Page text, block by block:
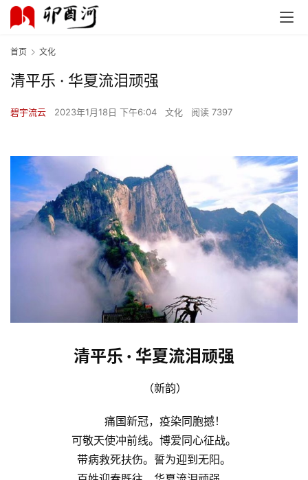
首页 文化
清平乐 · 华夏流泪顽强
碧宇流云 2023年1月18日 下午6:04 文化 阅读 7397
清平乐 · 华夏流泪顽强
（新韵）
痛国新冠，疫染同胞撼！
可敬天使冲前线。博爱同心征战。
带病救死扶伤。誓为迎到无阳。